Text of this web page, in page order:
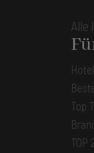
Alle
Top
TOP